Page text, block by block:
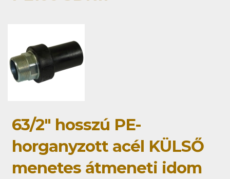
63/2" hosszú PE-
horganyzott acél KÜLSŐ
menetes átmeneti idom